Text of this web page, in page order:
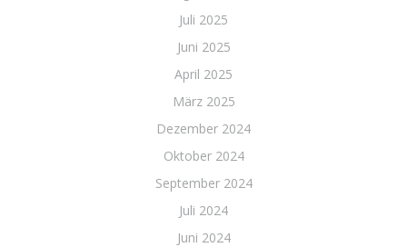
Juli 2025
Juni 2025
April 2025
März 2025
Dezember 2024
Oktober 2024
September 2024
Juli 2024
Juni 2024